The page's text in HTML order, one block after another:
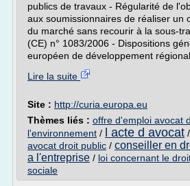
publics de travaux - Régularité de
aux soumissionnaires de réaliser un
du marché sans recourir à la sous-
(CE) n° 1083/2006 - Dispositions
européen de développement
Lire la suite
Site : http://curia.europa.eu
Thèmes liés : offre d'emploi avocat
l'environnement / l acte d avocat /
avocat droit public / conseiller en
a l'entreprise / loi concernant le
sociale